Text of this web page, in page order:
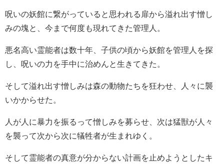
呪いの妖館に繋がっていると思われる扉から溢れ出す憎し
みの塊と、今まで何度も現れてきた管理人。
悪名高い霊能者は数十年、子供の頃から妖館を管理人を探
し、呪いの力を手中に治めんと生きてきた。
そして溢れ出す憎しみは森の動物たちを狂わせ、人々に襲
いかからせた。
人が人に暴力を振るって憎しみを募らせ、次は猛獣が人々
を襲って次から次に犠牲者が生まれゆく。
そして霊能者の真意が分からない計画を止めようとしたキ